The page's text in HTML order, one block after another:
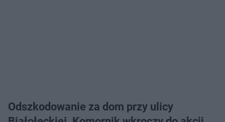
Odszkodowanie za dom przy ulicy